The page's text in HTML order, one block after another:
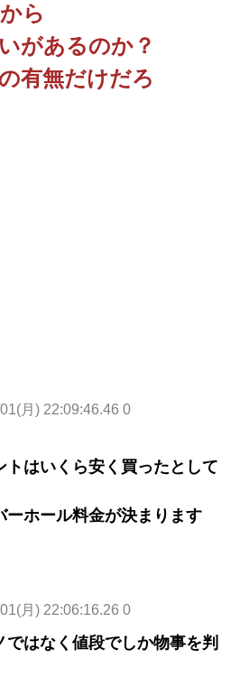
ら
があるのか？
有無だけだろ
月) 22:09:46.46 0
トはいくら安く買ったとして
ーホール料金が決まります
月) 22:06:16.26 0
はなく値段でしか物事を判